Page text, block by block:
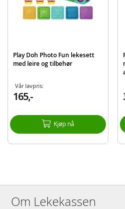
Alder: fra 2 år
EAN
Aktuelt
Play Doh Photo Fun lekesett
med leire og tilbehør
Vår lavpris:
165,-
Kjøp nå
Om Lekekassen